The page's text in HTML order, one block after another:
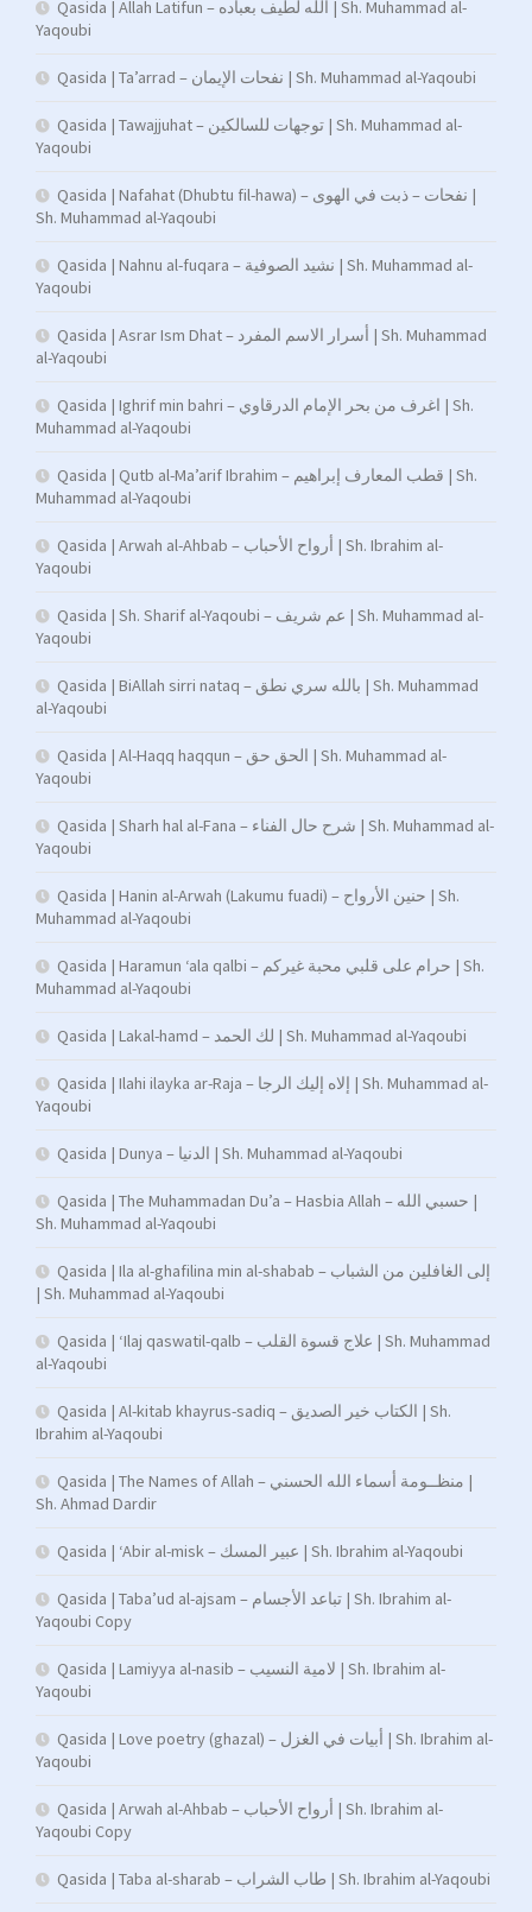
Qasida | Allah Latifun – الله لطيف بعباده | Sh. Muhammad al-
Yaqoubi
Qasida | Ta’arrad – نفحات الإيمان | Sh. Muhammad al-Yaqoubi
Qasida | Tawajjuhat – توجهات للسالكين | Sh. Muhammad al-
Yaqoubi
Qasida | Nafahat (Dhubtu fil-hawa) – نفحات – ذبت في الهوى |
Sh. Muhammad al-Yaqoubi
Qasida | Nahnu al-fuqara – نشيد الصوفية | Sh. Muhammad al-
Yaqoubi
Qasida | Asrar Ism Dhat – أسرار الاسم المفرد | Sh. Muhammad
al-Yaqoubi
Qasida | Ighrif min bahri – اغرف من بحر الإمام الدرقاوي | Sh.
Muhammad al-Yaqoubi
Qasida | Qutb al-Ma’arif Ibrahim – قطب المعارف إبراهيم | Sh.
Muhammad al-Yaqoubi
Qasida | Arwah al-Ahbab – أرواح الأحباب | Sh. Ibrahim al-
Yaqoubi
Qasida | Sh. Sharif al-Yaqoubi – عم شريف | Sh. Muhammad al-
Yaqoubi
Qasida | BiAllah sirri nataq – بالله سري نطق | Sh. Muhammad
al-Yaqoubi
Qasida | Al-Haqq haqqun – الحق حق | Sh. Muhammad al-
Yaqoubi
Qasida | Sharh hal al-Fana – شرح حال الفناء | Sh. Muhammad al-
Yaqoubi
Qasida | Hanin al-Arwah (Lakumu fuadi) – حنين الأرواح | Sh.
Muhammad al-Yaqoubi
Qasida | Haramun ‘ala qalbi – حرام على قلبي محبة غيركم | Sh.
Muhammad al-Yaqoubi
Qasida | Lakal-hamd – لك الحمد | Sh. Muhammad al-Yaqoubi
Qasida | Ilahi ilayka ar-Raja – إلاه إليك الرجا | Sh. Muhammad al-
Yaqoubi
Qasida | Dunya – الدنيا | Sh. Muhammad al-Yaqoubi
Qasida | The Muhammadan Du’a – Hasbia Allah – حسبي الله |
Sh. Muhammad al-Yaqoubi
Qasida | Ila al-ghafilina min al-shabab – إلى الغافلين من الشباب
| Sh. Muhammad al-Yaqoubi
Qasida | ‘Ilaj qaswatil-qalb – علاج قسوة القلب | Sh. Muhammad
al-Yaqoubi
Qasida | Al-kitab khayrus-sadiq – الكتاب خير الصديق | Sh.
Ibrahim al-Yaqoubi
Qasida | The Names of Allah – منظــومة أسماء الله الحسني |
Sh. Ahmad Dardir
Qasida | ‘Abir al-misk – عبير المسك | Sh. Ibrahim al-Yaqoubi
Qasida | Taba’ud al-ajsam – تباعد الأجسام | Sh. Ibrahim al-
Yaqoubi Copy
Qasida | Lamiyya al-nasib – لامية النسيب | Sh. Ibrahim al-
Yaqoubi
Qasida | Love poetry (ghazal) – أبيات في الغزل | Sh. Ibrahim al-
Yaqoubi
Qasida | Arwah al-Ahbab – أرواح الأحباب | Sh. Ibrahim al-
Yaqoubi Copy
Qasida | Taba al-sharab – طاب الشراب | Sh. Ibrahim al-Yaqoubi